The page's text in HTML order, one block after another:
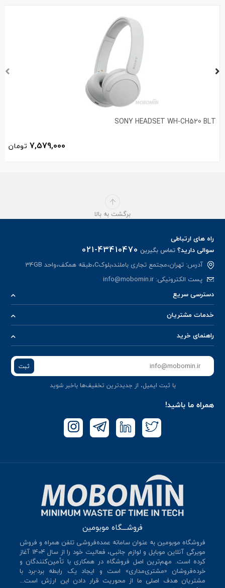
SONY HEADSET WH-CH520 BLT
7,579,000 تومان
برگشت به بالا
راه های ارتباطی
سوالی دارید؟تماس بگیرین 021-43410470
آدرس: تهران،مجتمع تجاری باملند،بلوکC،طبقه همکف،واحد 34GB
پست الکترونیکی:info@mobomin.ir
دسترسی سریع
خدمات مشتریان
راهنمای خرید
ثبت
با ثبت ایمیل، از جدید‌ترین تخفیف‌ها با‌خبر شوید
همراه ما باشید!
فروشـــگاه موبومین
فروشگاه موبومین به عنوان سامانه عمده‌فروشی تلفن همراه و فروش
مویرگی آنلاین موبایل و لوازم جانبی، فعالیت خود را از سال 140۴ آغاز
کرده است. مهم‌ترین اصل فروشگاه در همکاری با تأمین‌کنندگان و
خرده‌فروشان «مشتری‌مداری» است و ایجاد یک رابطه برد-برد با
مشتریان هدف اصلی ما از محوریت قرار دادن این ارزش است...